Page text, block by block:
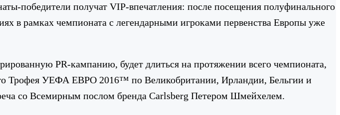
получат VIP-впечатления: после посещения полуфинального
в рамках чемпионата с легендарными игроками первенства Европы уже
PR-кампанию, будет длиться на протяжении всего чемпионата,
Трофея УЕФА ЕВРО 2016™ по Великобритании, Ирландии, Бельгии и
со Всемирным послом бренда Carlsberg Петером Шмейхелем.